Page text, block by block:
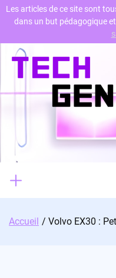
Skip
content
Accueil Volvo EX30 :
Les articles de ce site sont
dans un but pédagogique